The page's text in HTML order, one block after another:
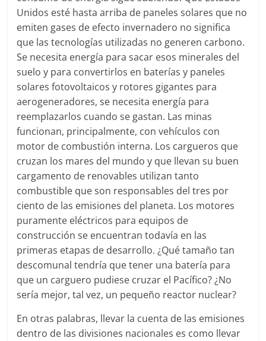
Unidos esté hasta arriba de paneles solares que no
emiten gases de efecto invernadero no significa
que las tecnologías utilizadas no generen carbono.
Se necesita energía para sacar esos minerales del
suelo y para convertirlos en baterías y paneles
solares fotovoltaicos y rotores gigantes para
aerogeneradores, se necesita energía para
reemplazarlos cuando se gastan. Las minas
funcionan, principalmente, con vehículos con
motor de combustión interna. Los cargueros que
cruzan los mares del mundo y que llevan su buen
cargamento de renovables utilizan tanto
combustible que son responsables del tres por
ciento de las emisiones del planeta. Los motores
puramente eléctricos para equipos de
construcción se encuentran todavía en las
primeras etapas de desarrollo. ¿Qué tamaño tan
descomunal tendría que tener una batería para
que un carguero pudiese cruzar el Pacífico? ¿No
sería mejor, tal vez, un pequeño reactor nuclear?
En otras palabras, llevar la cuenta de las emisiones
dentro de las divisiones nacionales es como llevar